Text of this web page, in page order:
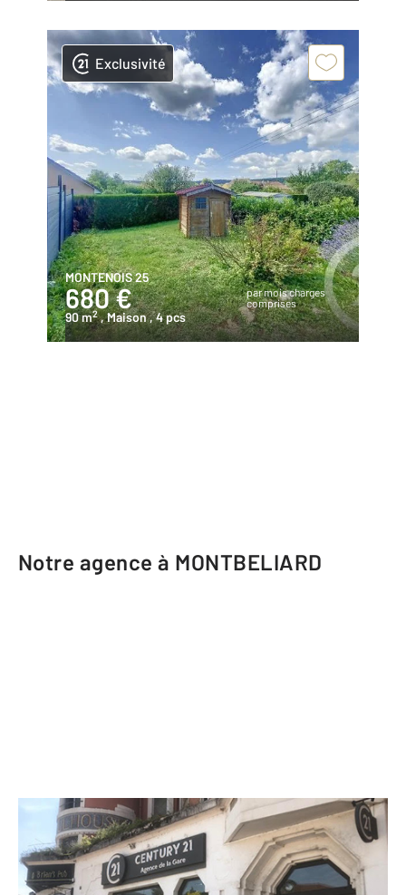
Exclusivité
MONTENOIS 25
680 €
par mois charges
comprises
90 m2 , Maison, 4 pcs
Notre agence à MONTBELIARD
CENTURY 21 Agence de la Gare
17 place du Général de Gaulle
MONTBELIARD - 25200